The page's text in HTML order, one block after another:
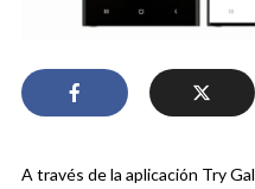
A través de la aplicación Try